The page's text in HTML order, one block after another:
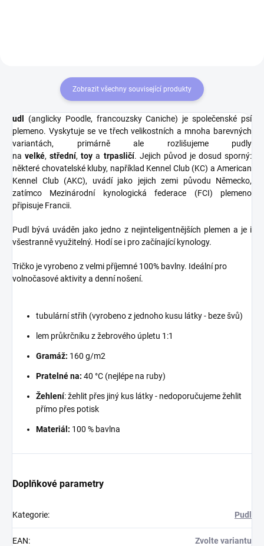
Zobrazit všechny související produkty
udl (anglicky Poodle, francouzsky Caniche) je společenské psí
plemeno. Vyskytuje se ve třech velikostních a mnoha barevných
variantách, primárně ale rozlišujeme pudly
na velké, střední, toy a trpasličí. Jejich původ je dosud sporný:
některé chovatelské kluby, například Kennel Club (KC) a American
Kennel Club (AKC), uvádí jako jejich zemi původu
Německo,
zatímco
Mezinárodní kynologická federace
(FCI) plemeno
připisuje Francii.
Pudl bývá uváděn jako jedno z nejinteligentnějších plemen a je i
všestranně využitelný. Hodí se i pro začínající kynology.
Tričko je vyrobeno z velmi příjemné 100% bavlny. Ideální pro
volnočasové aktivity a denní nošení.
tubulární střih (vyrobeno z jednoho kusu látky - beze švů)
lem průkrčníku z žebrového úpletu 1:1
Gramáž: 160 g/m2
Pratelné na: 40 °C (nejlépe na ruby)
Žehlení: žehlit přes jiný kus látky - nedoporučujeme žehlit
přímo přes potisk
Materiál: 100 % bavlna
Doplňkové parametry
Kategorie: Pudl
EAN: Zvolte variantu